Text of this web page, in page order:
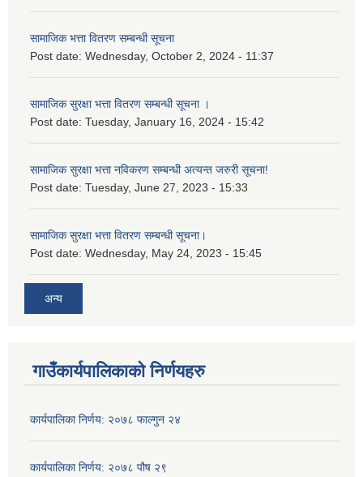
सामाजिक भत्ता वितरण सम्बन्धी सूचना
Post date: Wednesday, October 2, 2024 - 11:37
सामाजिक सुरक्षा भत्ता वितरण सम्बन्धी सूचना ।
Post date: Tuesday, January 16, 2024 - 15:42
सामाजिक सुरक्षा भत्ता नविकरण सम्बन्धी अत्यन्त जरुरी सूचना!
Post date: Tuesday, June 27, 2023 - 15:33
सामाजिक सुरक्षा भत्ता वितरण सम्बन्धी सूचना।
Post date: Wednesday, May 24, 2023 - 15:45
अन्य
गाउँकार्यपालिकाको निर्णयहरु
कार्यपालिका निर्णय: २०७८ फाल्गुन २४
कार्यपालिका निर्णय: २०७८ पौष २९